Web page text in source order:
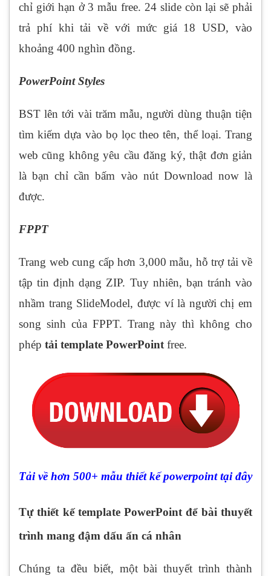
chỉ giới hạn ở 3 mẫu free. 24 slide còn lại sẽ phải
trả phí khi tải về với mức giá 18 USD, vào
khoảng 400 nghìn đồng.
PowerPoint Styles
BST lên tới vài trăm mẫu, người dùng thuận tiện
tìm kiếm dựa vào bọ lọc theo tên, thể loại. Trang
web cũng không yêu cầu đăng ký, thật đơn giản
là bạn chỉ cần bấm vào nút Download now là
được.
FPPT
Trang web cung cấp hơn 3,000 mẫu, hỗ trợ tải về
tập tin định dạng ZIP. Tuy nhiên, bạn tránh vào
nhầm trang SlideModel, được ví là người chị em
song sinh của FPPT. Trang này thì không cho
phép tải template PowerPointfree.
Tải về hơn 500+ mẫu thiết kế powerpoint tại đây
Tự thiết kế template PowerPoint để bài thuyết
trình mang đậm dấu ấn cá nhân
Chúng ta đều biết, một bài thuyết trình thành